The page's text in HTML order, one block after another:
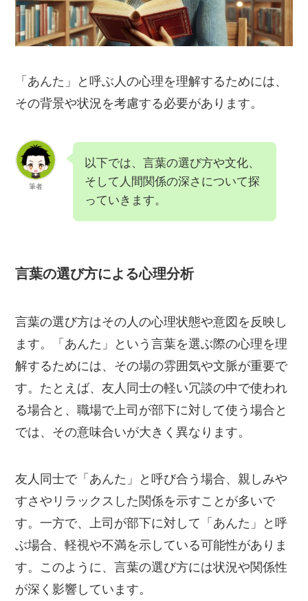
「あんた」と呼ぶ人の心理を理解するためには、
その背景や状況を考慮する必要があります。
筆者
以下では、言葉の選び方や文化、
そして人間関係の深さについて探
っていきます。
言葉の選び方による心理分析
言葉の選び方はその人の心理状態や意図を反映し
ます。「あんた」という言葉を選ぶ際の心理を理
解するためには、その場の雰囲気や文脈が重要で
す。たとえば、友人同士の軽い冗談の中で使われ
る場合と、職場で上司が部下に対して使う場合と
では、その意味合いが大きく異なります。
友人同士で「あんた」と呼び合う場合、親しみや
すさやリラックスした関係を示すことが多いで
す。一方で、上司が部下に対して「あんた」と呼
ぶ場合、軽視や不満を示している可能性がありま
す。このように、言葉の選び方には状況や関係性
が深く影響しています。